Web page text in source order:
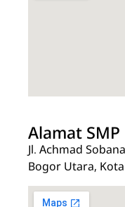
Alamat SMP
Jl. Achmad
Bogor Utara,